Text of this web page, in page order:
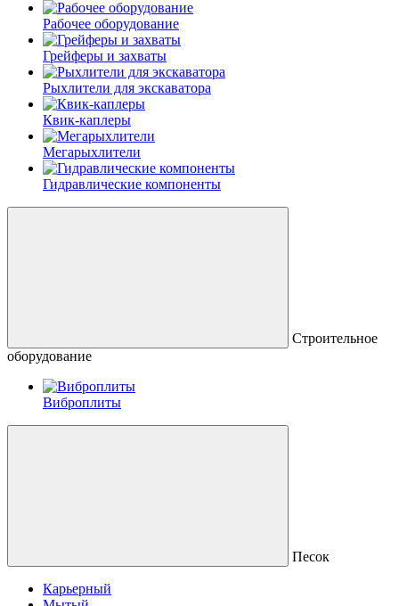
Рабочее оборудование
Грейферы и захваты
Рыхлители для экскаватора
Квик-каплеры
Мегарыхлители
Гидравлические компоненты
Строительное
оборудование
Виброплиты
Песок
Карьерный